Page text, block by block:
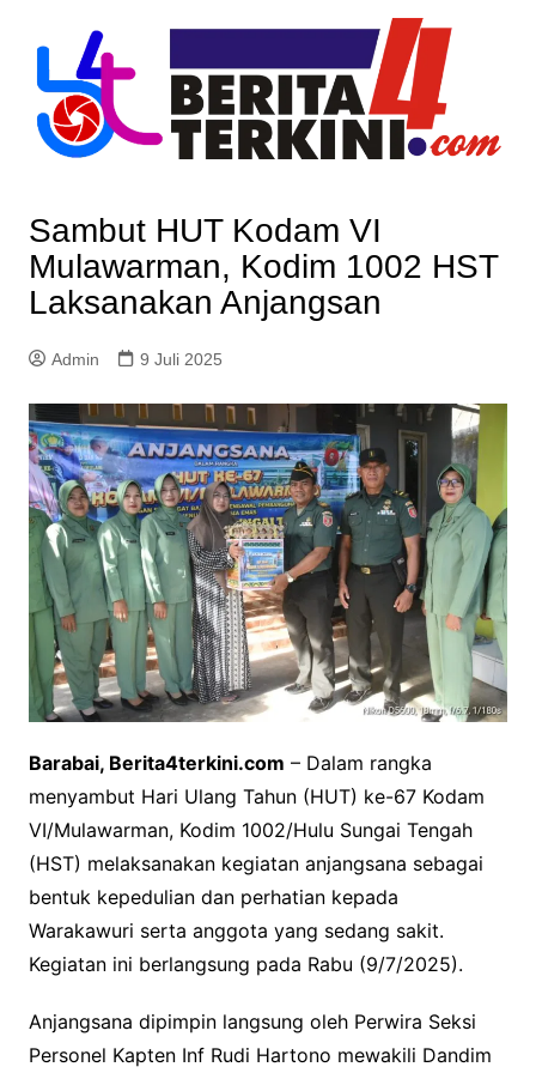
content
Sambut HUT Kodam VI
Mulawarman, Kodim 1002 HST
Laksanakan Anjangsan
Admin 9 Juli 2025
Barabai, Berita4terkini.com – Dalam rangka
menyambut Hari Ulang Tahun (HUT) ke-67 Kodam
VI/Mulawarman, Kodim 1002/Hulu Sungai Tengah
(HST) melaksanakan kegiatan anjangsana sebagai
bentuk kepedulian dan perhatian kepada
Warakawuri serta anggota yang sedang sakit.
Kegiatan ini berlangsung pada Rabu (9/7/2025).
Anjangsana dipimpin langsung oleh Perwira Seksi
Personel Kapten Inf Rudi Hartono mewakili Dandim